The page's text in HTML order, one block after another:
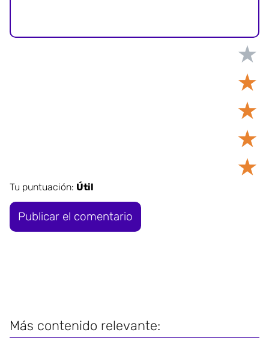
★
★
★
★
★
Tu puntuación: Útil
Más contenido relevante: